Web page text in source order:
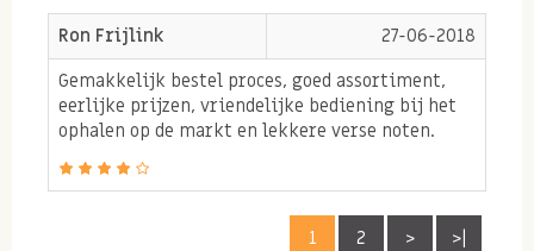
Ron Frijlink
27-06-2018
Gemakkelijk bestel proces, goed assortiment,
eerlijke prijzen, vriendelijke bediening bij het
ophalen op de markt en lekkere verse noten.
1 2 > >|